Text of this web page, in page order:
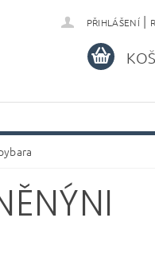
PŘIHLÁŠENÍ |